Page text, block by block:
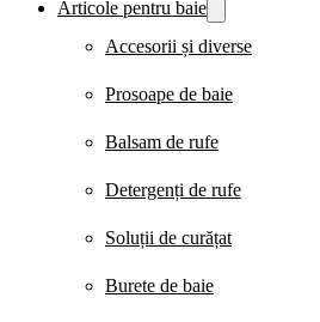
Articole pentru baie
Accesorii și diverse
Prosoape de baie
Balsam de rufe
Detergenți de rufe
Soluții de curățat
Burete de baie